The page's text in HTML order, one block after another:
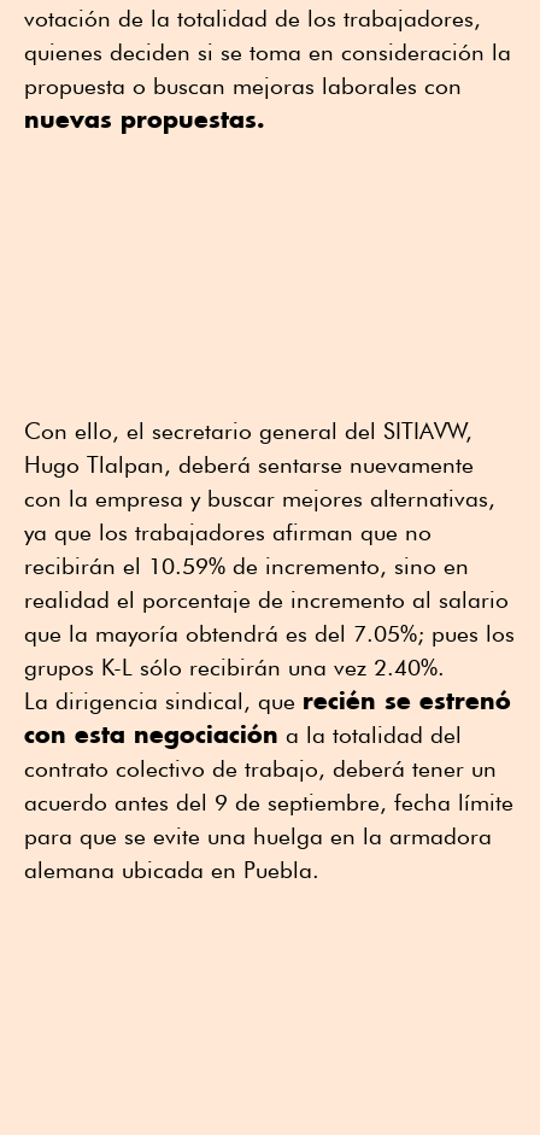
votación de la totalidad de los trabajadores,
quienes deciden si se toma en consideración la
nuevas propuestas.
Con ello, el secretario general del SITIAVW,
Hugo Tlalpan, deberá sentarse nuevamente
con la empresa y buscar mejores alternativas,
ya que los trabajadores afirman que no
recibirán el 10.59% de incremento, sino en
realidad el porcentaje de incremento al salario
que la mayoría obtendrá es del 7.05%; pues los
grupos K-L sólo recibirán una vez 2.40%.
La dirigencia sindical, que recién se estrenó
con esta negociación a la totalidad del
contrato colectivo de trabajo, deberá tener un
acuerdo antes del 9 de septiembre, fecha límite
para que se evite una huelga en la armadora
alemana ubicada en Puebla.